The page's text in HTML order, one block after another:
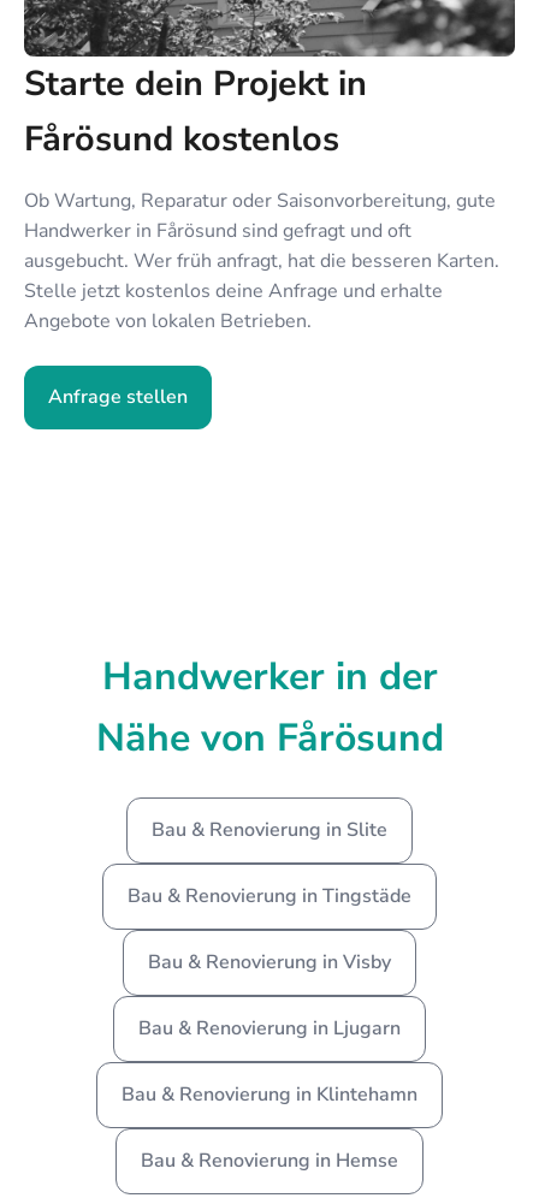
Starte dein Projekt in
Fårösund kostenlos
Ob Wartung, Reparatur oder Saisonvorbereitung, gute
Handwerker in Fårösund sind gefragt und oft
ausgebucht. Wer früh anfragt, hat die besseren Karten.
Stelle jetzt kostenlos deine Anfrage und erhalte
Angebote von lokalen Betrieben.
Anfrage stellen
Handwerker in der
Nähe von Fårösund
Bau & Renovierung in Slite
Bau & Renovierung in Tingstäde
Bau & Renovierung in Visby
Bau & Renovierung in Ljugarn
Bau & Renovierung in Klintehamn
Bau & Renovierung in Hemse